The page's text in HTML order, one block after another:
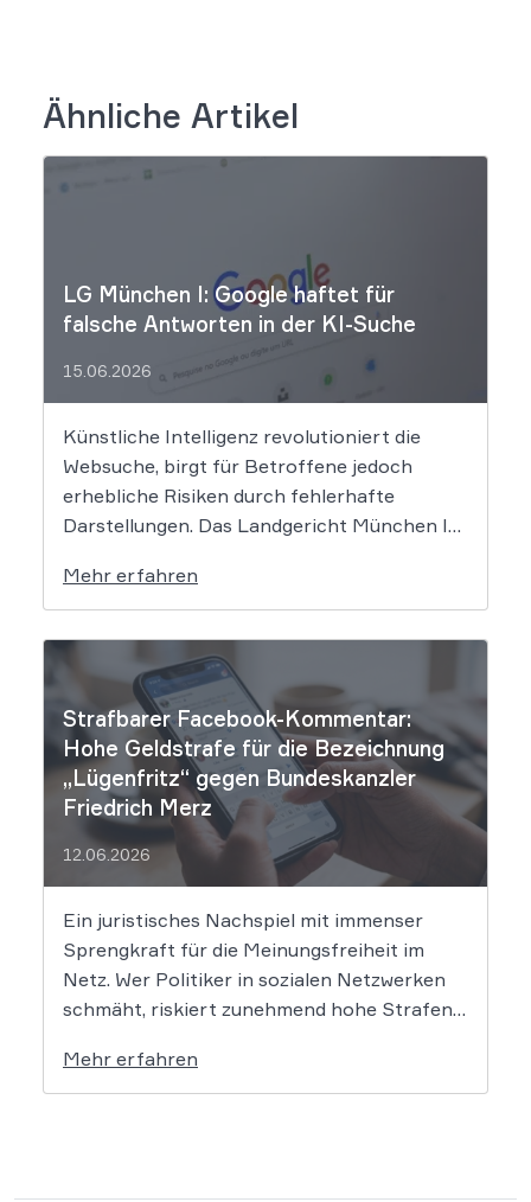
Ähnliche Artikel
LG München I: Google haftet für
falsche Antworten in der KI-Suche
15.06.2026
Künstliche Intelligenz revolutioniert die
Websuche, birgt für Betroffene jedoch
erhebliche Risiken durch fehlerhafte
Darstellungen. Das Landgericht München I
rechtliche Grenzen. Werden durch die
automatisierten KI-Zusammenfassungen
falsche Tatsachen verbreitet, greift die
unmittelbare Haftung des
Suchmaschinenbetreibers. Das Landgericht
München I (LG München I) hat in […]
Mehr erfahren
Strafbarer Facebook-Kommentar:
Hohe Geldstrafe für die Bezeichnung
„Lügenfritz“ gegen Bundeskanzler
Friedrich Merz
12.06.2026
Ein juristisches Nachspiel mit immenser
Sprengkraft für die Meinungsfreiheit im
Netz. Wer Politiker in sozialen Netzwerken
schmäht, riskiert zunehmend hohe Strafen.
einen Facebook-Nutzer eine empfindliche
Geldstrafe verhängt, weil dieser den
Mehr erfahren